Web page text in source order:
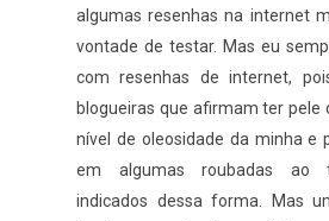
algumas resenhas na internet
vontade de testar. Mas eu
com resenhas de internet,
blogueiras que afirmam ter pele
nível de oleosidade da minha e
em algumas roubadas ao
indicados dessa forma. Mas